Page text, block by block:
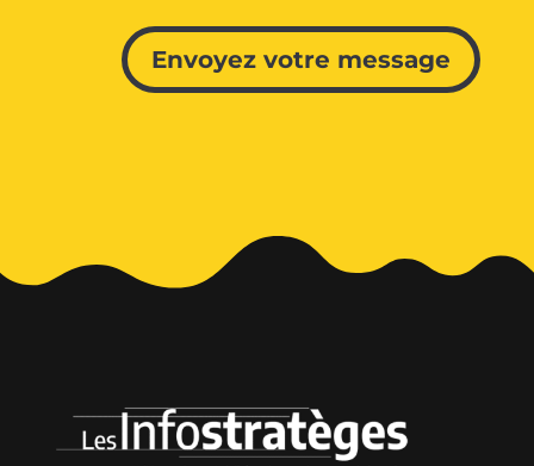
Envoyez votre message